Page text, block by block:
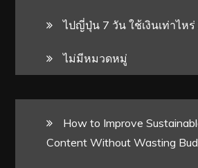
ไปญี่ปุ่น 7 วัน ใช้เงินเท่าไห
ไม่มีหมวดหมู่
How to Improve
Content Without Wasting